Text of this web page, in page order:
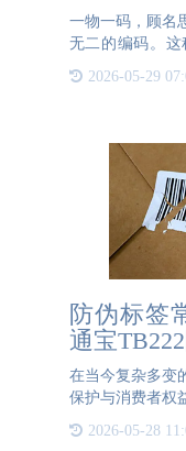
一物一码，顾名
无二的编码。
定，实现了产品
优势在于，它
2026-05-29
防伪标签
通宝
在当今复杂多变
保护与消费者权
以复制和易损的
2026-05-28